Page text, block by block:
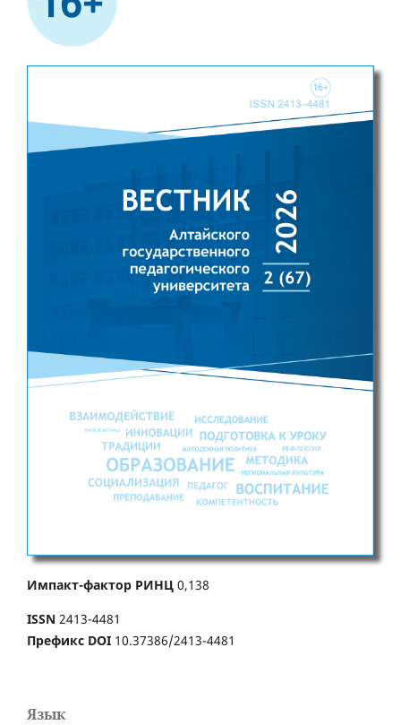
Импакт-фактор РИНЦ 0,138
ISSN 2413-4481
Префикс DOI 10.37386/2413-4481
Язык